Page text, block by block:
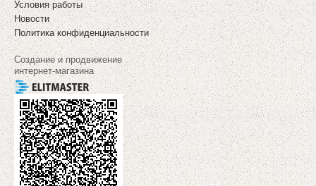
Условия работы
Новости
Политика конфиденциальности
Создание и продвижение
интернет-магазина